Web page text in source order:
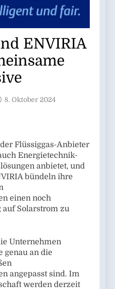
ENVIRIA
8. Oktober 2024
Flüssiggas-Anbieter
Energietechnik-
anbietet, und
bündeln ihre
einen noch
auf Solarstrom zu
Unternehmen
genau an die
angepasst sind. Im
werden derzeit